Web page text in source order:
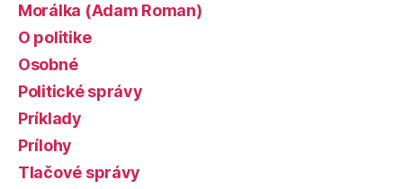
Morálka (Adam Roman)
O politike
Osobné
Politické správy
Príklady
Prílohy
Tlačové správy